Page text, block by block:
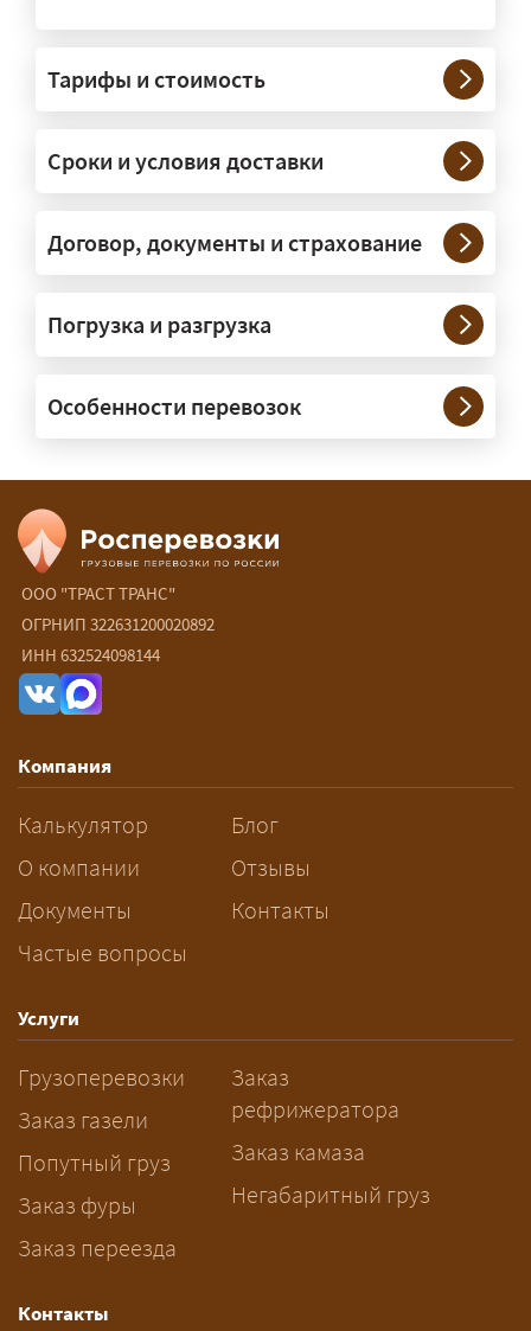
— На тралах и низкорамниках —
платформах, рассчитанных на
крупногабаритную технику и
конструкции. Транспорт подбираем
под конкретные размеры и вес груза.
сопровождение?
организуем. Потребность в машинах
прикрытия зависит от габаритов
груза и маршрута; это определяется
Сколько стоит перевозка
негабарита?
— От 90 ₽/км. Точная стоимость
рассчитывается индивидуально:
влияют габариты и вес груза,
разрешений и машин
сопровождения.
За сколько дней заказывать
перевозку негабарита?
— Заранее: только оформление
рабочих дней. Оставьте заявку
заблаговременно — логист
рассчитает маршрут и запустит
подготовку документов.
Тарифы и стоимость
Сроки и условия доставки
Договор, документы и страхование
Погрузка и разгрузка
Особенности перевозок
ООО "ТРАСТ ТРАНС"
ОГРНИП 322631200020892
ИНН 632524098144
Компания
Калькулятор
О компании
Документы
Частые вопросы
Блог
Отзывы
Контакты
Услуги
Грузоперевозки
Заказ газели
Попутный груз
Заказ фуры
Заказ переезда
Заказ
рефрижератора
Заказ камаза
Негабаритный груз
Контакты